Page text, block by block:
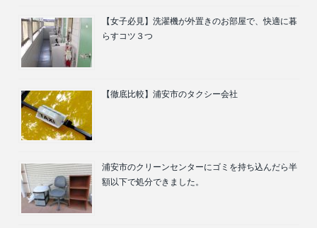
【女子必見】洗濯機が外置きのお部屋で、快適に暮
らすコツ３つ
【徹底比較】浦安市のタクシー会社
浦安市のクリーンセンターにゴミを持ち込んだら半
額以下で処分できました。